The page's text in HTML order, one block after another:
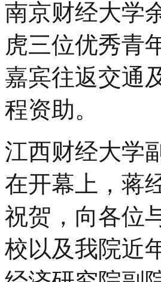
南京财经大学
虎三位优秀青
嘉宾往返交通
程资助。
江西财经大学
在开幕上，蒋
祝贺，向各位
校以及我院近